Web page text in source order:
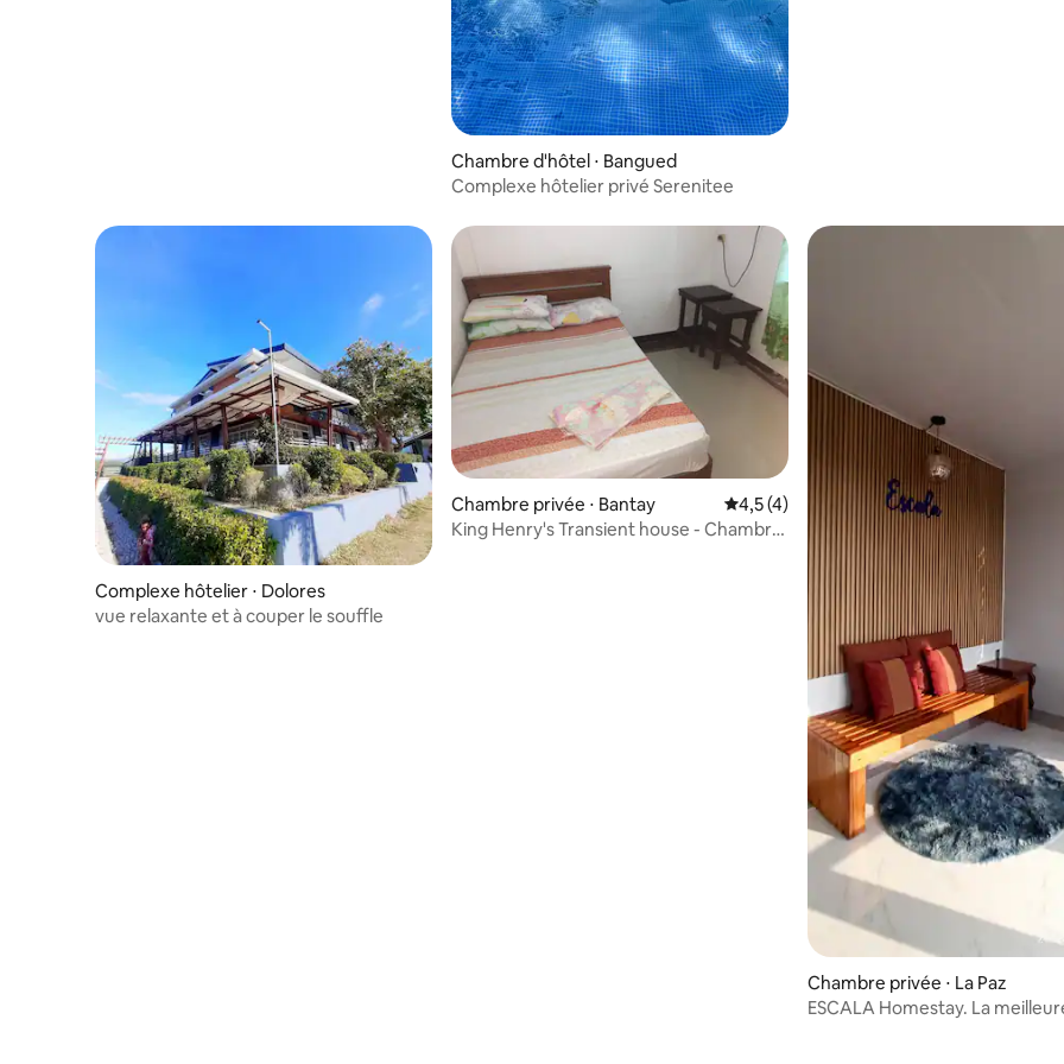
Chambre d'hôtel ⋅ Bangued
Complexe hôtelier privé Serenitee
Complexe hôtelier ⋅ Dolores
vue relaxante et à couper le souffle
Chambre privée ⋅ Bantay Évaluation moyenne sur la base de 4
4,5 (4)
King Henry's Transient house - Chambre
Chambre privée ⋅ La Paz
ESCALA Homestay. La